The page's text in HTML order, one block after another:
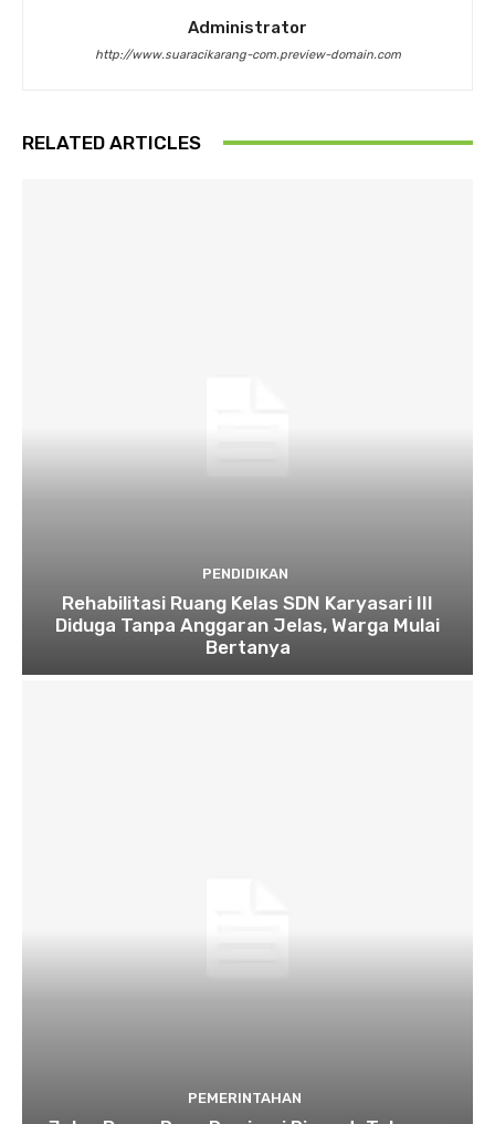
Administrator
http://www.suaracikarang-com.preview-domain.com
RELATED ARTICLES
PENDIDIKAN
Rehabilitasi Ruang Kelas SDN Karyasari III
Diduga Tanpa Anggaran Jelas, Warga Mulai
Bertanya
PEMERINTAHAN